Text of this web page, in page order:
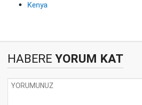
Kenya
HABERE YORUM KAT